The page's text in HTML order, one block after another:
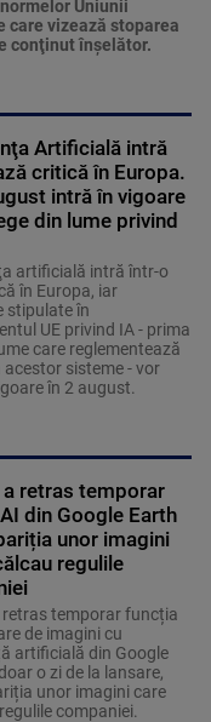
Uniunii
care vizează stoparea
conţinut înşelător.
Artificială intră
critică în Europa.
intră în vigoare
din lume privind
artificială intră într-o
în Europa, iar
stipulate în
UE privind IA - prima
care reglementează
acestor sisteme - vor
în 2 august.
a retras temporar
din Google Earth
unor imagini
regulile
retras temporar funcția
de imagini cu
artificială din Google
o zi de la lansare,
unor imagini care
companiei.